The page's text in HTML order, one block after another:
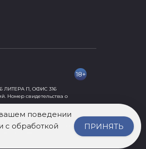
18+
ЛИТЕРА П, ОФИС 316
Номер свидетельства о
здоровью и развитию» 18+.
допускается.
поведении
с обработкой
ПРИНЯТЬ